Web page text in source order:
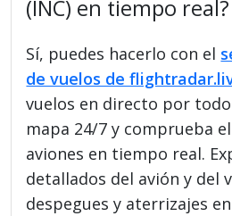
(INC) en tiempo real?
Sí, puedes hacerlo con el
de vuelos de
vuelos en directo por
mapa 24/7 y comprueba
aviones en tiempo real.
detallados del avión y del
despegues y aterrizajes